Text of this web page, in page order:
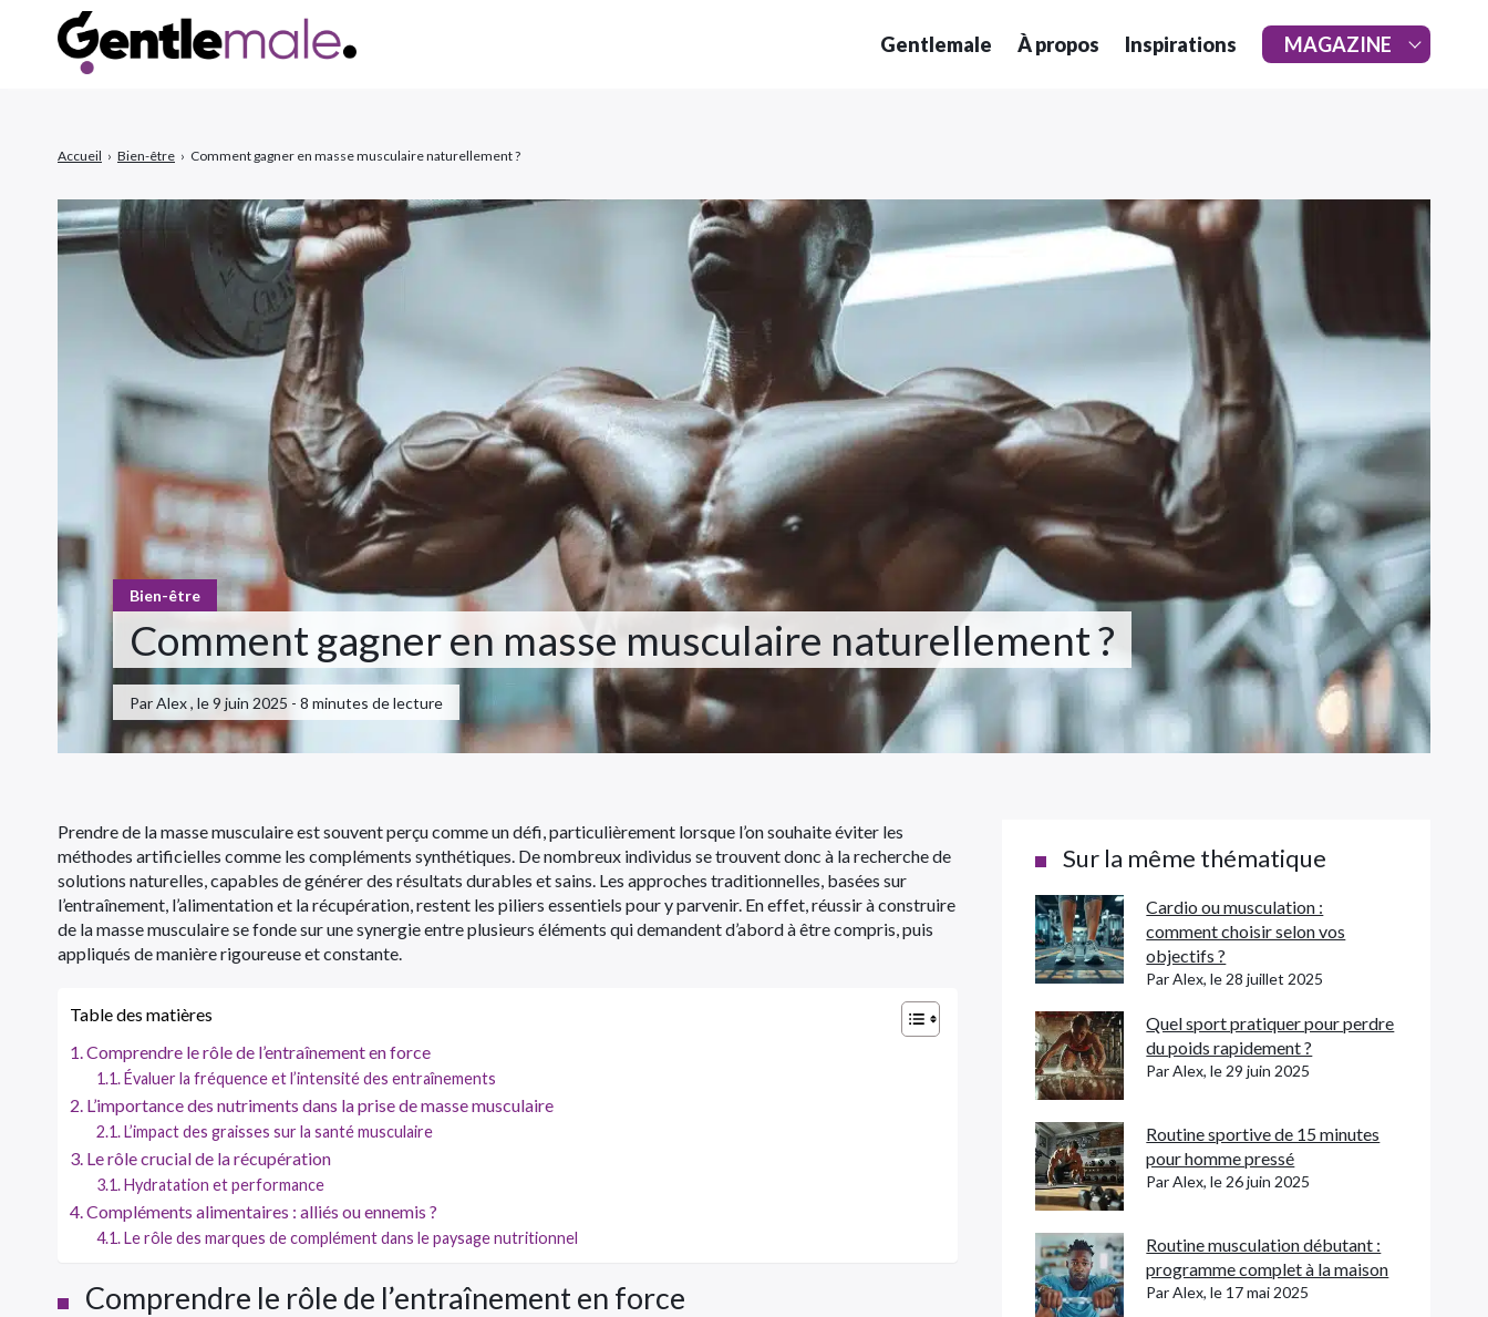
Bien-être
Comment gagner en masse musculaire naturellement ?
Par Alex , le 9 juin 2025 - 8 minutes de lecture
Accueil › Bien-être › Comment gagner en masse musculaire naturellement ?
Prendre de la masse musculaire est souvent perçu comme un défi, particulièrement lorsque l’on souhaite éviter les
méthodes artificielles comme les compléments synthétiques. De nombreux individus se trouvent donc à la recherche de
solutions naturelles, capables de générer des résultats durables et sains. Les approches traditionnelles, basées sur
l’entraînement, l’alimentation et la récupération, restent les piliers essentiels pour y parvenir. En effet, réussir à construire
de la masse musculaire se fonde sur une synergie entre plusieurs éléments qui demandent d’abord à être compris, puis
appliqués de manière rigoureuse et constante.
Table des matières
Comprendre le rôle de l’entraînement en force
Évaluer la fréquence et l’intensité des entraînements
L’importance des nutriments dans la prise de masse musculaire
L’impact des graisses sur la santé musculaire
Le rôle crucial de la récupération
Hydratation et performance
Compléments alimentaires : alliés ou ennemis ?
Le rôle des marques de complément dans le paysage nutritionnel
Comprendre le rôle de l’entraînement en force
Sur la même thématique
Cardio ou musculation :
comment choisir selon vos
objectifs ?
Par Alex, le 28 juillet 2025
Quel sport pratiquer pour perdre
du poids rapidement ?
Par Alex, le 29 juin 2025
Routine sportive de 15 minutes
pour homme pressé
Par Alex, le 26 juin 2025
Routine musculation débutant :
programme complet à la maison
Par Alex, le 17 mai 2025
Gentlemale À propos Inspirations MAGAZINE